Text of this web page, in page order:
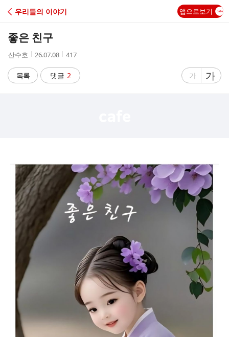
C
A
우리들의 이야기 앱으로보기
좋은 친구
작
자
산수호
작
시
간
26.07.08
조
수
417
목록 댓글 2
글
가
글
자
가